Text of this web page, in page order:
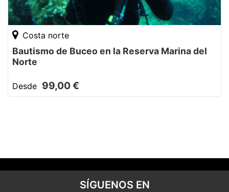
Costa norte
Bautismo de Buceo en la Reserva Marina del
Norte
Desde 99,00 €
SÍGUENOS EN